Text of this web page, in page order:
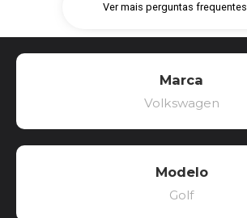
Ver mais perguntas frequentes
Marca
Volkswagen
Modelo
Golf